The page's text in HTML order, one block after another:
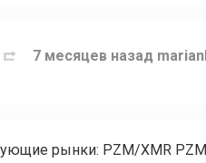
7 месяцев назад